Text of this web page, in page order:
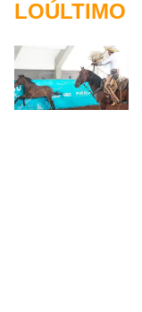
LOÚLTIMO